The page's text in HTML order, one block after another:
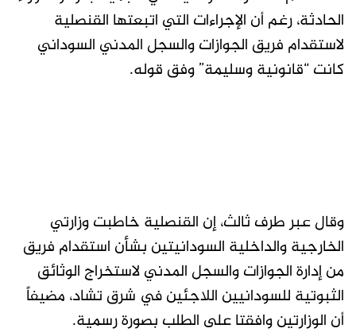
الحادثة، رغم أن الإجراءات التي اتبعتها القنصلية
لاستقدام فريق الجوازات والسجل المدني السوداني
كانت “قانونية وسليمة” وفق قوله.
وقال عبر طرف ثالث، إن القنصلية خاطبت وزارتي
الخارجية والداخلية السودانيتين بشأن استقدام فريق
من إدارة الجوازات والسجل المدني لاستخراج الوثائق
الثبوتية للسودانيين اللاجئين في شرق تشاد، مضيفاً
أن الوزارتين وافقتا على الطلب بصورة رسمية.